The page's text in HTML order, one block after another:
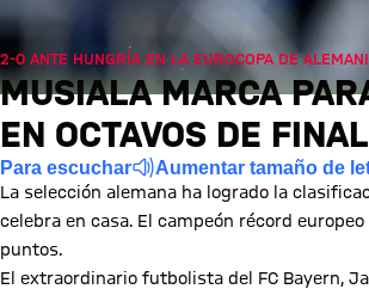
2-0 ANTE HUNGRÍA EN LA EUROCOPA DE
MUSIALA MARCA
EN OCTAVOS DE FINAL
Para escuchar Aumentar tamaño de
La selección alemana ha logrado la
celebra en casa. El campeón récord
puntos.
El extraordinario futbolista del FC Bayern,